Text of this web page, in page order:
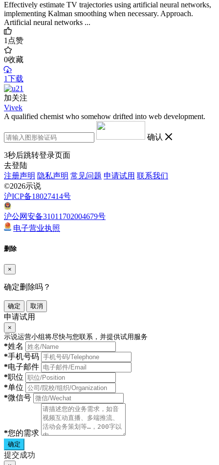
Effectively estimate TV trajectories using artificial neural networks,
implementing Kalman smoothing when necessary. Approach.
Artificial neural networks ...
1点赞
0收藏
1下载
加关注
Vivek
A qualified chemist who somehow drifted into web development.
确认
3秒后跳转登录页面
去登陆
注册声明 隐私声明 常见问题 申请试用 联系我们
©2026示说
沪ICP备18027414号
沪公网安备31011702004679号
电子营业执照
删除
×
确定删除吗？
确定 取消
申请试用
×
示说运营小组将尽快与您联系，并提供试用服务
*姓名
*手机号码
*电子邮件
*职位
*单位
*微信号
*您的需求
确定
提交成功